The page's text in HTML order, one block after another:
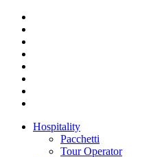
Hospitality
Pacchetti
Tour Operator